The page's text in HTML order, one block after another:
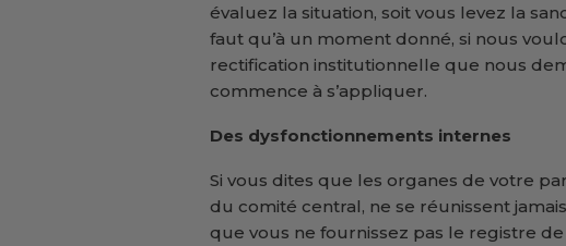
évaluez la situation, soit vous levez la
faut qu’à un moment donné, si nous
rectification institutionnelle que nous
commence à s’appliquer.
Des dysfonctionnements internes
Si vous dites que les organes de votre
du comité central, ne se réunissent
que vous ne fournissez pas le registre